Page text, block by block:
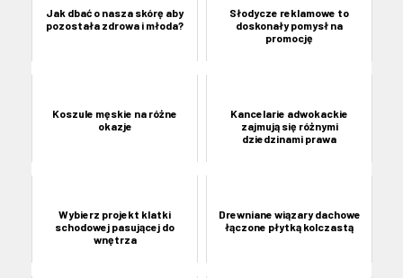
Jak dbać o nasza skórę aby
pozostała zdrowa i młoda?
Słodycze reklamowe to
doskonały pomysł na
promocję
Koszule męskie na różne
okazje
Kancelarie adwokackie
zajmują się różnymi
dziedzinami prawa
Wybierz projekt klatki
schodowej pasującej do
wnętrza
Drewniane wiązary dachowe
łączone płytką kolczastą